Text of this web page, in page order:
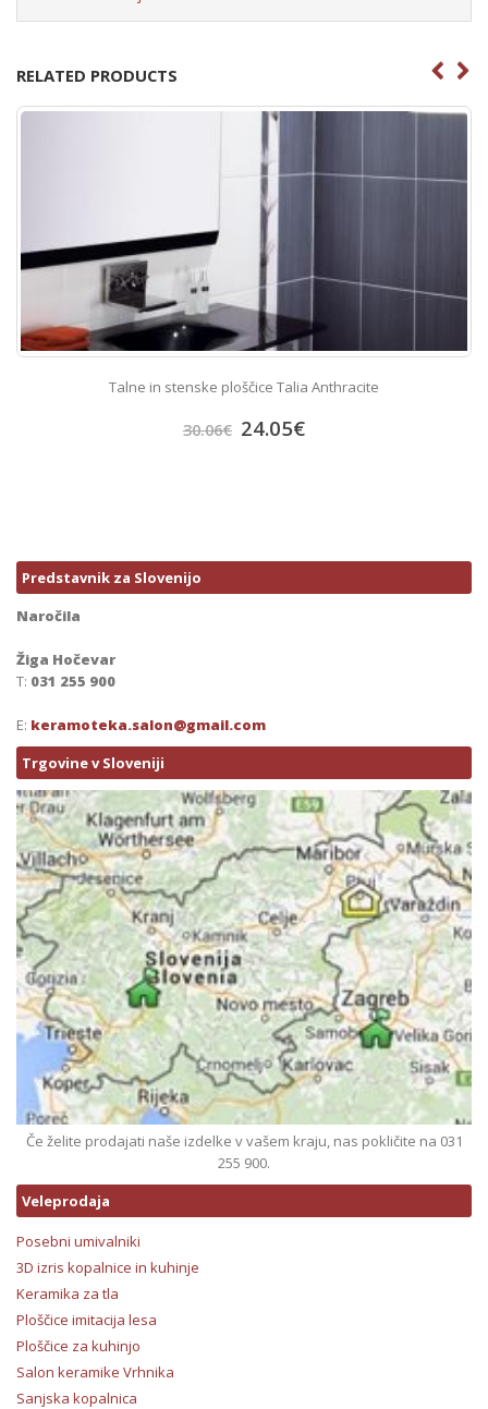
RELATED PRODUCTS
Talne in stenske ploščice Talia Anthracite
30.06€ 24.05€
Predstavnik za Slovenijo
Naročila
Žiga Hočevar
T: 031 255 900
E: keramoteka.salon@gmail.com
Trgovine v Sloveniji
Če želite prodajati naše izdelke v vašem kraju, nas pokličite na 031
255 900.
Veleprodaja
Posebni umivalniki
3D izris kopalnice in kuhinje
Keramika za tla
Ploščice imitacija lesa
Ploščice za kuhinjo
Salon keramike Vrhnika
Sanjska kopalnica